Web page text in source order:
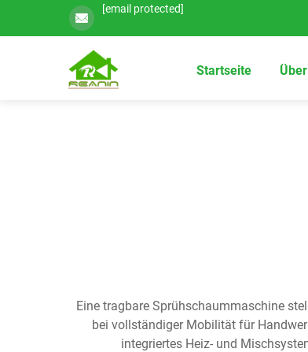
[email protected]
Startseite
Eine tragbare Sprühschaummaschine
bei vollständiger Mobilität für
integriertes Heiz- und